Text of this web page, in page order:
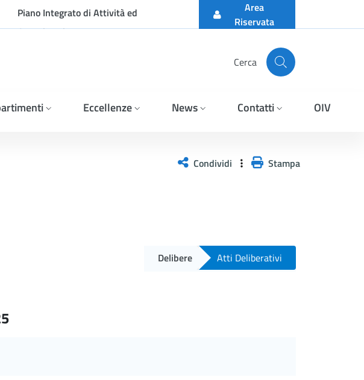
Piano Integrato di Attività ed
Organizzazione
Area
Riservata
Cerca
Eccellenze News Contatti OIV
Condividi Stampa
Delibere Atti Deliberativi